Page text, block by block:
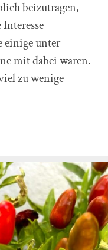
beizutragen,
einige unter
mit dabei waren.
zu wenige